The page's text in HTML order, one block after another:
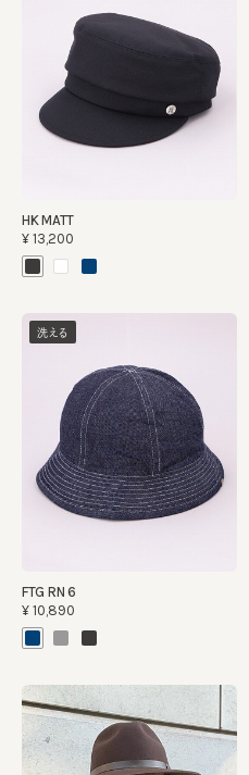
HK MATT
¥13,200
洗える
FTG RN 6
¥10,890